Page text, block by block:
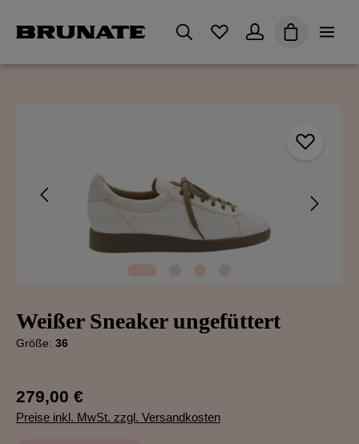
Du hast 0 Produkte auf
Warenkorb
Weißer Sneaker ungefüttert
Größe: 36
279,00 €
Preise inkl. MwSt. zzgl. Versandkosten